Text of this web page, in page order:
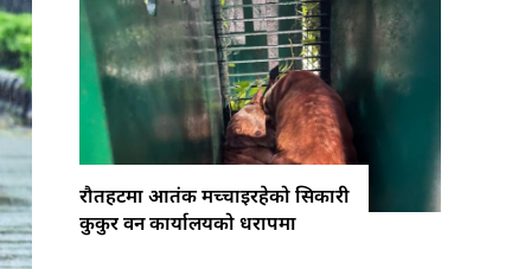
रौतहटमा आतंक मच्चाइरहेको सिकारी
कुकुर वन कार्यालयको धरापमा